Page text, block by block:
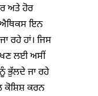
ਅਤੇ ਹੋਰ
ਇਨ
ਰਹੇ ਹਾਂ। ਜਿਸ
ਲਈ ਅਸੀਂ
ਭੁੱਲਦੇ ਜਾ ਰਹੇ
ਕੋਸ਼ਿਸ਼ ਕਰਨ